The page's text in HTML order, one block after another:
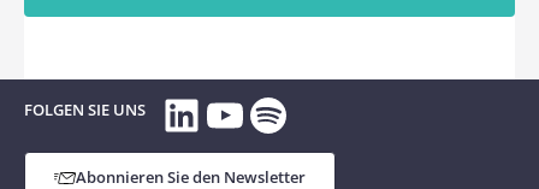
FOLGEN SIE UNS LinkedIn
YouTube
Spotify
Abonnieren Sie den Newsletter